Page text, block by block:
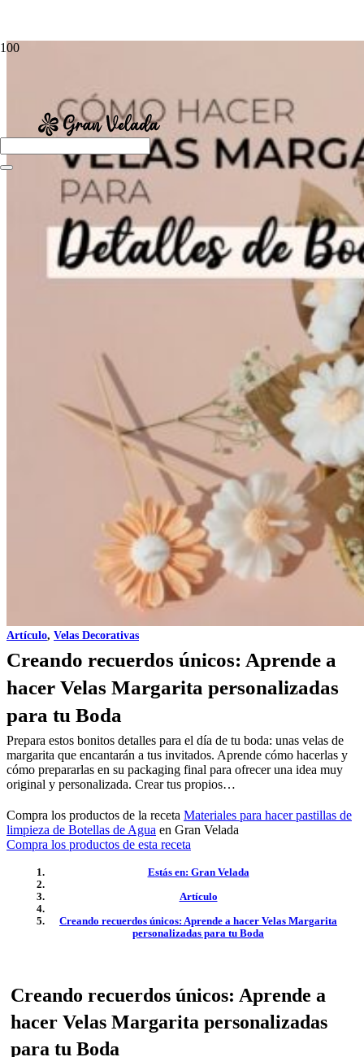
Artículo, Velas Decorativas
Creando recuerdos únicos: Aprende a
hacer Velas Margarita personalizadas
para tu Boda
Prepara estos bonitos detalles para el día de tu boda: unas velas de
margarita que encantarán a tus invitados. Aprende cómo hacerlas y
cómo prepararlas en su packaging final para ofrecer una idea muy
original y personalizada. Crear tus propios…
Compra los productos de la receta Materiales para hacer pastillas de
limpieza de Botellas de Agua en Gran Velada
Compra los productos de esta receta
Estás en: Gran Velada
Artículo
Creando recuerdos únicos: Aprende a hacer Velas Margarita
personalizadas para tu Boda
Creando recuerdos únicos: Aprende a
hacer Velas Margarita personalizadas
para tu Boda